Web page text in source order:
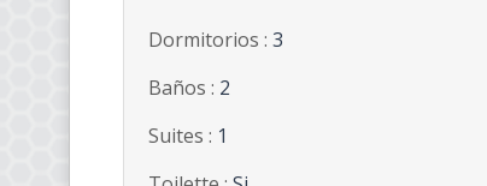
Dormitorios : 3
Baños : 2
Suites : 1